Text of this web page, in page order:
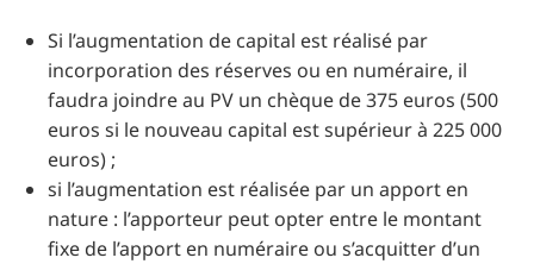
Si l’augmentation de capital est réalisé par
incorporation des réserves ou en numéraire, il
faudra joindre au PV un chèque de 375 euros (500
euros si le nouveau capital est supérieur à 225 000
euros) ;
si l’augmentation est réalisée par un apport en
nature : l’apporteur peut opter entre le montant
fixe de l’apport en numéraire ou s’acquitter d’un